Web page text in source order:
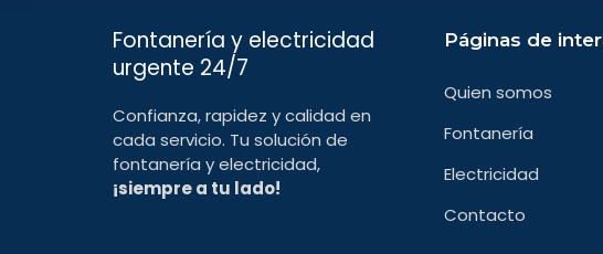
Fontanería y electricidad
urgente 24/7
Confianza, rapidez y calidad en
cada servicio. Tu solución de
fontanería y electricidad,
¡siempre a tu lado!
Páginas de
Quien somos
Fontanería
Electricidad
Contacto